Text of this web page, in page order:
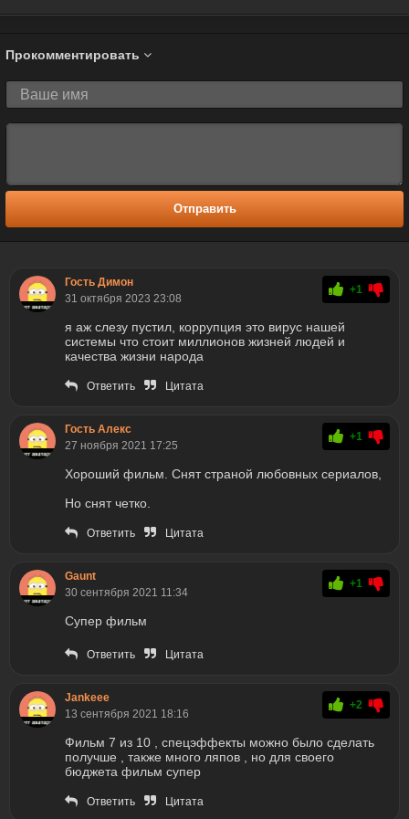
Прокомментировать
Отправить
Гость Димон
31 октября 2023 23:08
+1
я аж слезу пустил, коррупция это вирус нашей
системы что стоит миллионов жизней людей и
качества жизни народа
Ответить Цитата
Гость Алекс
27 ноября 2021 17:25
+1
Хороший фильм. Снят страной любовных сериалов,
Но снят четко.
Ответить Цитата
Gaunt
30 сентября 2021 11:34
+1
Супер фильм
Ответить Цитата
Jankeee
13 сентября 2021 18:16
+2
Фильм 7 из 10 , спецэффекты можно было сделать
получше , также много ляпов , но для своего
бюджета фильм супер
Ответить Цитата